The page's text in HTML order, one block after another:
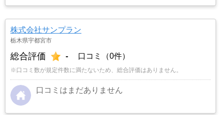
株式会社サンプラン
栃木県宇都宮市
総合評価 - 口コミ（0件）
※口コミ数が規定件数に満たないため、総合評価はありません。
口コミはまだありません